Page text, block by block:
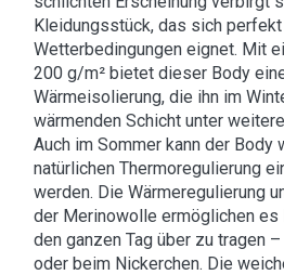
Kleidungsstück, das sich
Wetterbedingungen eignet. Mit
200 g/m² bietet dieser Body
Wärmeisolierung, die ihn im
wärmenden Schicht unter
Auch im Sommer kann der Body
natürlichen Thermoregulierung
werden. Die Wärmeregulierung
der Merinowolle ermöglichen es
den ganzen Tag über zu tragen
oder beim Nickerchen. Die